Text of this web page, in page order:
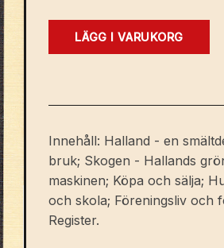
Halland
[Utg.
LTs
förlag
[i
samarbete
med
LÄGG I VARUKORG
Innehåll: Halland - en
bruk; Skogen - Hallands
maskinen; Köpa och sälja;
och skola; Föreningsliv och
Register.